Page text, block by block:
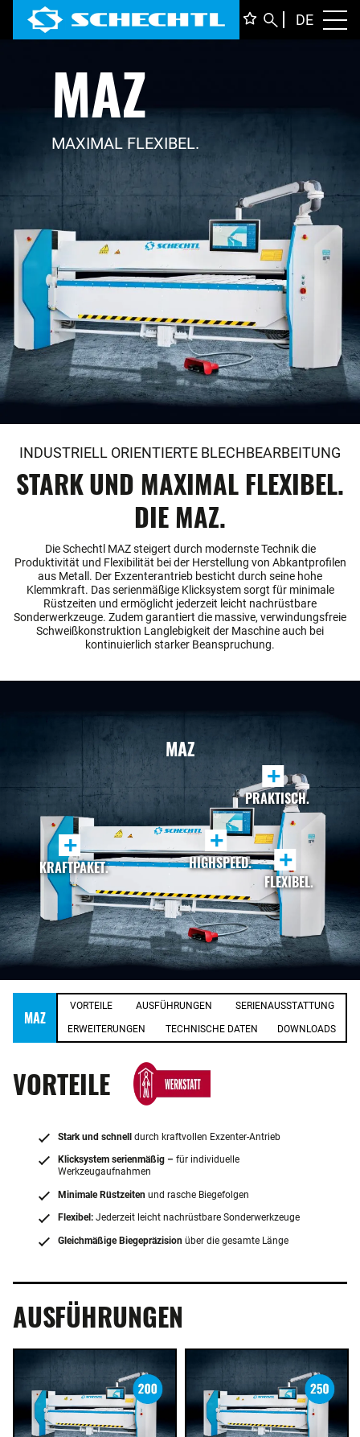
DE
MAZ
MAXIMAL FLEXIBEL.
INDUSTRIELL ORIENTIERTE BLECHBEARBEITUNG
STARK UND MAXIMAL FLEXIBEL.
DIE MAZ.
Die Schechtl MAZ steigert durch modernste Technik die
Produktivität und Flexibilität bei der Herstellung von Abkantprofilen
aus Metall. Der Exzenterantrieb besticht durch seine hohe
Klemmkraft. Das serienmäßige Klicksystem sorgt für minimale
Rüstzeiten und ermöglicht jederzeit leicht nachrüstbare
Sonderwerkzeuge. Zudem garantiert die massive, verwindungsfreie
Schweißkonstruktion Langlebigkeit der Maschine auch bei
kontinuierlich starker Beanspruchung.
MAZ
+
KRAFTPAKET.
+
HIGHSPEED.
+
PRAKTISCH.
+
FLEXIBEL.
MAZ
VORTEILE AUSFÜHRUNGEN SERIENAUSSTATTUNG
ERWEITERUNGEN TECHNISCHE DATEN DOWNLOADS
VORTEILE
Stark und schnell durch kraftvollen Exzenter-Antrieb
Klicksystem serienmäßig – für individuelle
Werkzeugaufnahmen
Minimale Rüstzeiten und rasche Biegefolgen
Flexibel: Jederzeit leicht nachrüstbare Sonderwerkzeuge
Gleichmäßige Biegepräzision über die gesamte Länge
AUSFÜHRUNGEN